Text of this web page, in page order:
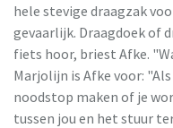
hele stevige draagzak
gevaarlijk. Draagdoek of
fiets hoor, briest Afke.
Marjolijn is Afke voor:
noodstop maken of je
tussen jou en het stuur